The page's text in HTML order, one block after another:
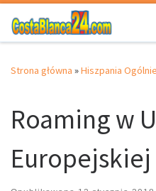
Przejdź do treści
Strona główna »Hiszpania Ogólnie
Roaming w
Europejskiej